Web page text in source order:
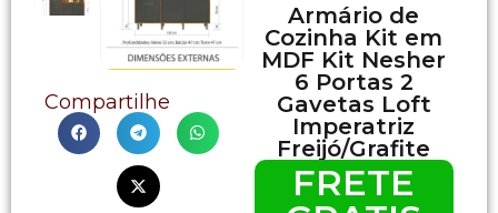
Compartilhe
Armário de
Cozinha Kit em
MDF Kit Nesher
6 Portas 2
Gavetas Loft
Imperatriz
Freijó/Grafite
FRETE